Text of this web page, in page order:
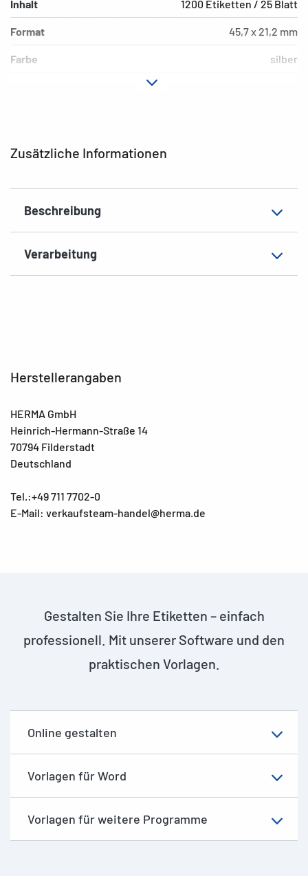
Zusätzliche Informationen
Beschreibung
Verarbeitung
Inhalt 1200 Etiketten / 25 Blatt
Format 45,7 x 21,2 mm
Farbe silber
Herstellerangaben
HERMA GmbH
Heinrich-Hermann-Straße 14
70794 Filderstadt
Deutschland
Tel.:+49 711 7702-0
E-Mail: verkaufsteam-handel@herma.de
Gestalten Sie Ihre Etiketten – einfach
professionell. Mit unserer Software und den
praktischen Vorlagen.
Online gestalten
Vorlagen für Word
Vorlagen für weitere Programme